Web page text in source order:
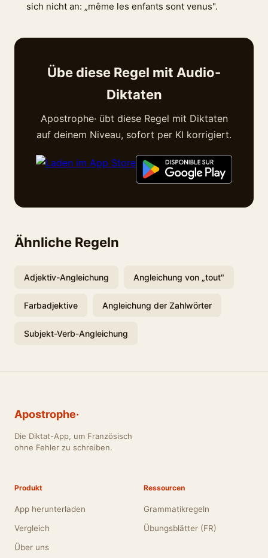
sich nicht an: „même les enfants sont venus".
Übe diese Regel mit Audio-
Diktaten
Apostrophe· übt diese Regel mit Diktaten
auf deinem Niveau, sofort per KI korrigiert.
Ähnliche Regeln
Adjektiv-Angleichung Angleichung von „tout"
Farbadjektive Angleichung der Zahlwörter
Subjekt-Verb-Angleichung
Apostrophe·
Die Diktat-App, um Französisch
ohne Fehler zu schreiben.
Produkt
App herunterladen
Vergleich
Über uns
Ressourcen
Grammatikregeln
Übungsblätter (FR)